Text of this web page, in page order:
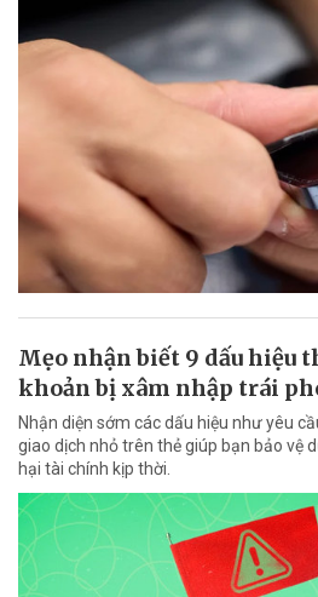
Mẹo nhận biết 9 dấu hiệu
khoản bị xâm nhập trái
Nhận diện sớm các dấu hiệu như yêu
giao dịch nhỏ trên thẻ giúp bạn bảo vệ
hại tài chính kịp thời.